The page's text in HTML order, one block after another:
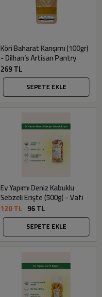
Köri Baharat Karışımı (100gr)
- Dilhan’s Artisan Pantry
269 TL
SEPETE EKLE
Ev Yapımı Deniz Kabuklu
Sebzeli Erişte (500g) - Vafi
120 TL 96 TL
SEPETE EKLE